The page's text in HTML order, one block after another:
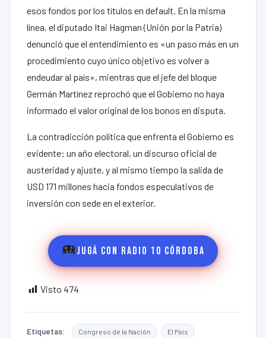
esos fondos por los títulos en default. En la misma
línea, el diputado Itai Hagman (Unión por la Patria)
denunció que el entendimiento es «un paso más en un
procedimiento cuyo único objetivo es volver a
endeudar al país», mientras que el jefe del bloque
Germán Martínez reprochó que el Gobierno no haya
informado el valor original de los bonos en disputa.
La contradicción política que enfrenta el Gobierno es
evidente: un año electoral, un discurso oficial de
austeridad y ajuste, y al mismo tiempo la salida de
USD 171 millones hacia fondos especulativos de
inversión con sede en el exterior.
Jugá con Radio 10 Córdoba
Visto 474
Etiquetas: Congreso de la Nación El País